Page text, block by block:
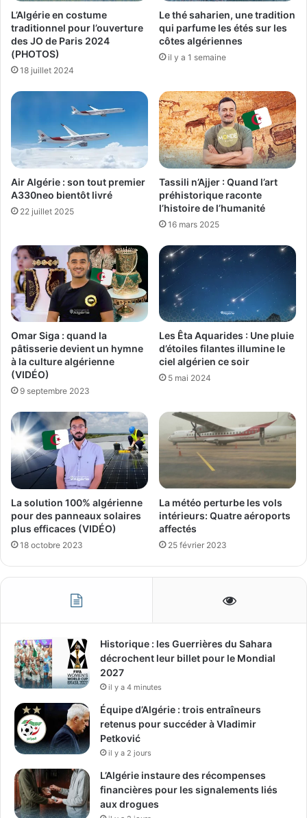
L’Algérie en costume
traditionnel pour l’ouverture
des JO de Paris 2024
(PHOTOS)
18 juillet 2024
Le thé saharien, une tradition
qui parfume les étés sur les
côtes algériennes
il y a 1 semaine
Air Algérie : son tout premier
A330neo bientôt livré
22 juillet 2025
Tassili n’Ajjer : Quand l’art
préhistorique raconte
l’histoire de l’humanité
16 mars 2025
Omar Siga : quand la
pâtisserie devient un hymne
à la culture algérienne
(VIDÉO)
9 septembre 2023
Les Êta Aquarides : Une pluie
d’étoiles filantes illumine le
ciel algérien ce soir
5 mai 2024
La solution 100% algérienne
pour des panneaux solaires
plus efficaces (VIDÉO)
18 octobre 2023
La météo perturbe les vols
intérieurs: Quatre aéroports
affectés
25 février 2023
Historique : les Guerrières du Sahara
décrochent leur billet pour le Mondial
2027
il y a 4 minutes
Équipe d’Algérie : trois entraîneurs
retenus pour succéder à Vladimir
Petković
il y a 2 jours
L’Algérie instaure des récompenses
financières pour les signalements liés
aux drogues